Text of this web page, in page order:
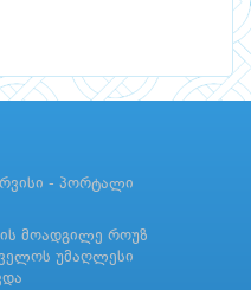
- პორტალი
მოადგილე როუზ
უმაღლესი